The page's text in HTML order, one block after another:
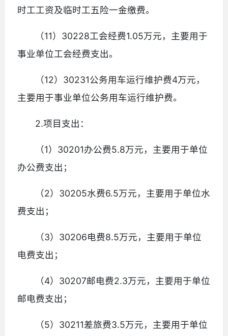
时工工资及临时工五险一金缴费。
（11）30228工会经费1.05万元，主要用于
事业单位工会经费支出。
（12）30231公务用车运行维护费4万元，
主要用于事业单位公务用车运行维护费。
2.项目支出：
（1）30201办公费5.8万元，主要用于单位
办公费支出；
（2）30205水费6.5万元，主要用于单位水
费支出；
（3）30206电费8.5万元，主要用于单位
电费支出；
（4）30207邮电费2.3万元，主要用于单位
邮电费支出；
（5）30211差旅费3.5万元，主要用于单位